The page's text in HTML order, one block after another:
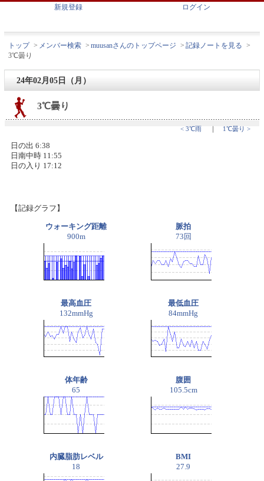
新規登録 ログイン
トップ > メンバー検索 > muusanさんのトップページ > 記録ノートを見る >
3℃曇り
24年02月05日（月）
3℃曇り
< 3℃雨 ｜ 1℃曇り >
日の出 6:38
日南中時 11:55
日の入り 17:12
【記録グラフ】
ウォーキング距離
900m
脈拍
73回
最高血圧
132mmHg
最低血圧
84mmHg
体年齢
65
腹囲
105.5cm
内臓脂肪レベル
18
BMI
27.9